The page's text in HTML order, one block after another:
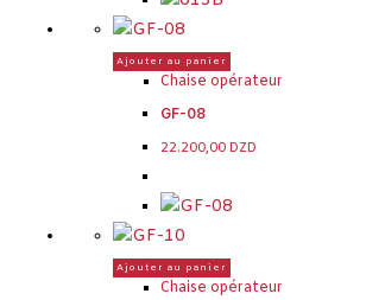
Ajouter au panier
Chaise opérateur
GF-08
22.200,00 DZD
Ajouter au panier
Chaise opérateur